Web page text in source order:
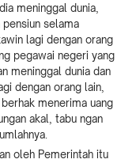
meninggal dunia,
selama
lagi dengan orang
pegawai negeri yang
meninggal dunia dan
dengan orang lain,
menerima uang
akal, tabu ngan
oleh Pemerintah itu